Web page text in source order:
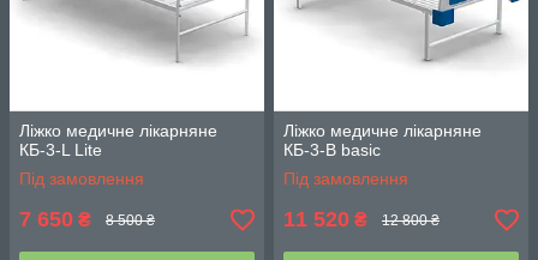
Ліжко медичне лікарняне
КБ-3-L Lite
Під замовлення
7 650 ₴ 8 500 ₴
Ліжко медичне лікарняне
КБ-3-В basic
Під замовлення
11 520 ₴ 12 800 ₴